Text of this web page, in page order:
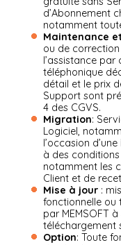
d’Abonnement
notamment
Maintenance
ou de
l’assistance par
téléphonique
détail et le prix
Support sont
4 des CGVS.
Migration:
Logiciel,
l’occasion
à des
notamment les
Client et de
Mise à jour :
fonctionnelle ou
par MEMSOFT
téléchargement
Option: Toute